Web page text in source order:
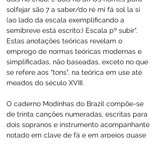
solfejar são 7 a saber/do ré mi fá sol la si
(ao lado da escala exemplificando a
semibreve está escrito:) Escala pº subir".
Estas anotações teóricas revelam o
emprego de normas teóricas modernas e
simplificadas, não baseadas, exceto no que
se refere aos "tons", na teórica em use até
meados do século XVIII.
O caderno Modinhas do Brazil compõe-se
de trinta canções numeradas, escritas para
dois sopranos e instrumento acompanhante
notado em clave de fá e em arpejos quase